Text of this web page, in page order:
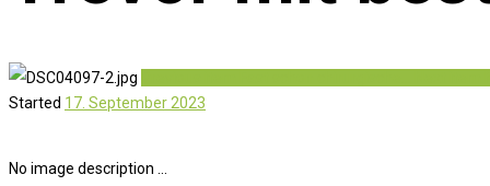
Started 17. September 2023
No image description ...